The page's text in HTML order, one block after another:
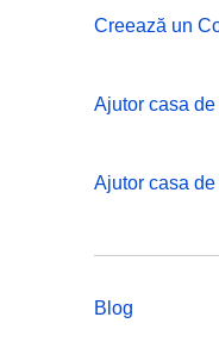
Creează un
Ajutor casa
Ajutor casa
Blog